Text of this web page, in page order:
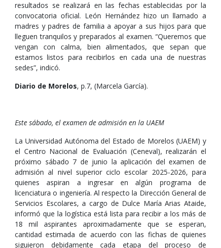
resultados se realizará en las fechas establecidas por la
convocatoria oficial. León Hernández hizo un llamado a
madres y padres de familia a apoyar a sus hijos para que
lleguen tranquilos y preparados al examen. “Queremos que
vengan con calma, bien alimentados, que sepan que
estamos listos para recibirlos en cada una de nuestras
sedes”, indicó.
Diario de Morelos, p.7, (Marcela García).
Este sábado, el examen de admisión en la UAEM
La Universidad Autónoma del Estado de Morelos (UAEM) y
el Centro Nacional de Evaluación (Ceneval), realizarán el
próximo sábado 7 de junio la aplicación del examen de
admisión al nivel superior ciclo escolar 2025-2026, para
quienes aspiran a ingresar en algún programa de
licenciatura o ingeniería. Al respecto la Dirección General de
Servicios Escolares, a cargo de Dulce María Arias Ataide,
informó que la logística está lista para recibir a los más de
18 mil aspirantes aproximadamente que se esperan,
cantidad estimada de acuerdo con las fichas de quienes
siguieron debidamente cada etapa del proceso de